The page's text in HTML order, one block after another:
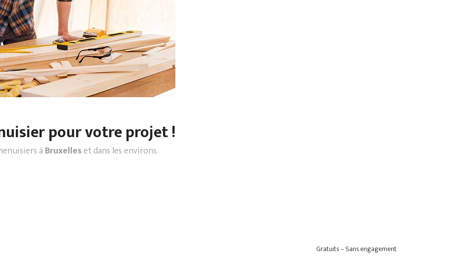
pour votre projet !
à Bruxelleset dans les environs.
Gratuits – Sans engagement